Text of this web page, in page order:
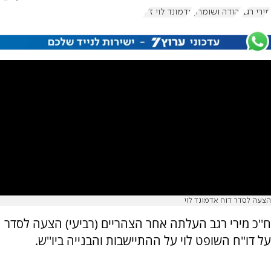
מירי רגב יהודה ושומרון אדמונד לוי ז"ל
הצעה לסדר דוח אדמונד לוי
ח''כ מירי רגב העלתה אחר הצהריים (רביעי) הצעה לסדר
על דו''ח השופט לוי על ההתיישבות והבנייה ביו''ש.